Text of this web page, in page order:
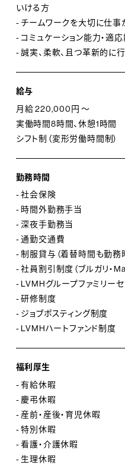
いける方
- チームワークを大切に仕事
- コミュケーション能力・適
- 誠実、柔軟、且つ革新的に
給与
月給 220,000円 ～
実働時間8時間、休憩1時間
シフト制（変形労働時間制）
勤務時間
- 社会保険
- 時間外勤務手当
- 深夜手勤務当
- 通勤交通費
- 制服貸与（着替時間も勤務
- 社員割引制度（ブルガリ・
- LVMHグループファミリー
- 研修制度
- ジョブポスティング制度
- LVMHハートファンド制度
福利厚生
- 有給休暇
- 慶弔休暇
- 産前・産後・育児休暇
- 特別休暇
- 看護・介護休暇
- 生理休暇